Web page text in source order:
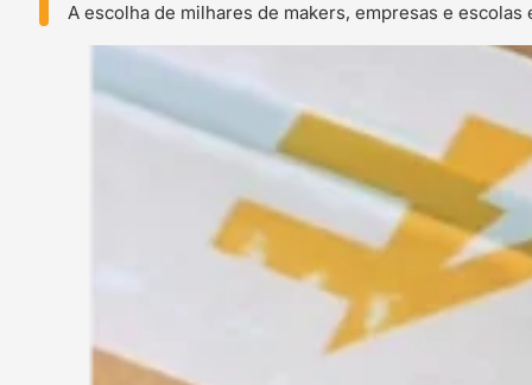
A escolha de milhares de makers, empresas e escolas